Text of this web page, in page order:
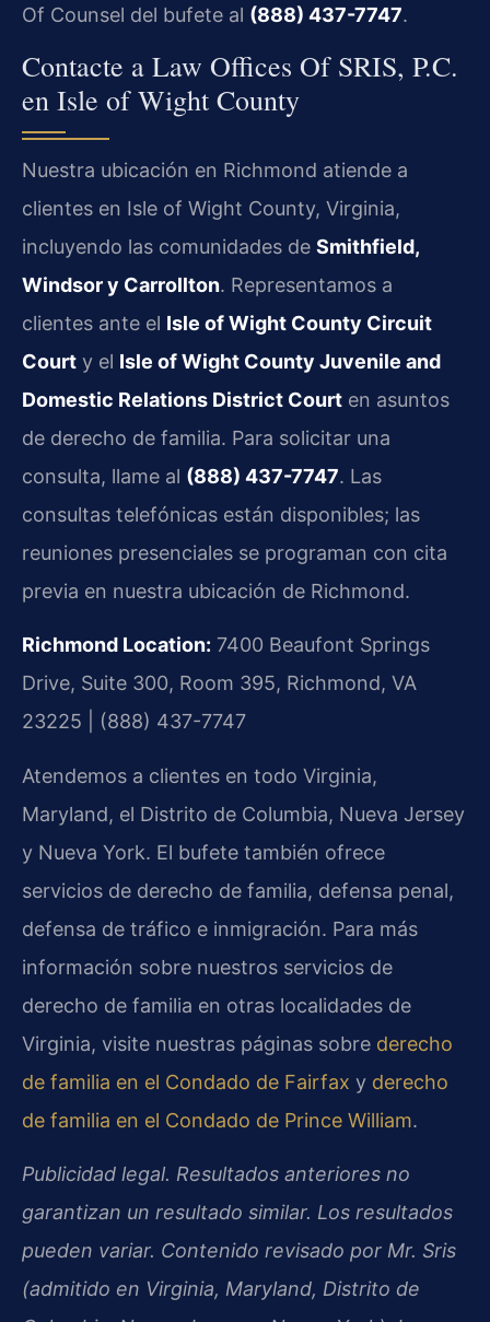
Of Counsel del bufete al (888) 437-7747.
Contacte a Law Offices Of SRIS, P.C.
en Isle of Wight County
Nuestra ubicación en Richmond atiende a
clientes en Isle of Wight County, Virginia,
incluyendo las comunidades de Smithfield,
Windsor y Carrollton. Representamos a
clientes ante el Isle of Wight County Circuit
Court y el Isle of Wight County Juvenile and
Domestic Relations District Court en asuntos
de derecho de familia. Para solicitar una
consulta, llame al (888) 437-7747. Las
consultas telefónicas están disponibles; las
reuniones presenciales se programan con cita
previa en nuestra ubicación de Richmond.
Richmond Location: 7400 Beaufont Springs
Drive, Suite 300, Room 395, Richmond, VA
23225 | (888) 437-7747
Atendemos a clientes en todo Virginia,
Maryland, el Distrito de Columbia, Nueva Jersey
y Nueva York. El bufete también ofrece
servicios de derecho de familia, defensa penal,
defensa de tráfico e inmigración. Para más
información sobre nuestros servicios de
derecho de familia en otras localidades de
Virginia, visite nuestras páginas sobre derecho
de familia en el Condado de Fairfax y derecho
de familia en el Condado de Prince William.
Publicidad legal. Resultados anteriores no
garantizan un resultado similar. Los resultados
pueden variar. Contenido revisado por Mr. Sris
(admitido en Virginia, Maryland, Distrito de